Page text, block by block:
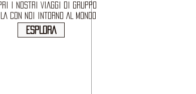
I NOSTRI VIAGGI DI GRUPPO
CON NOI INTORNO AL MONDO
ESPLORA